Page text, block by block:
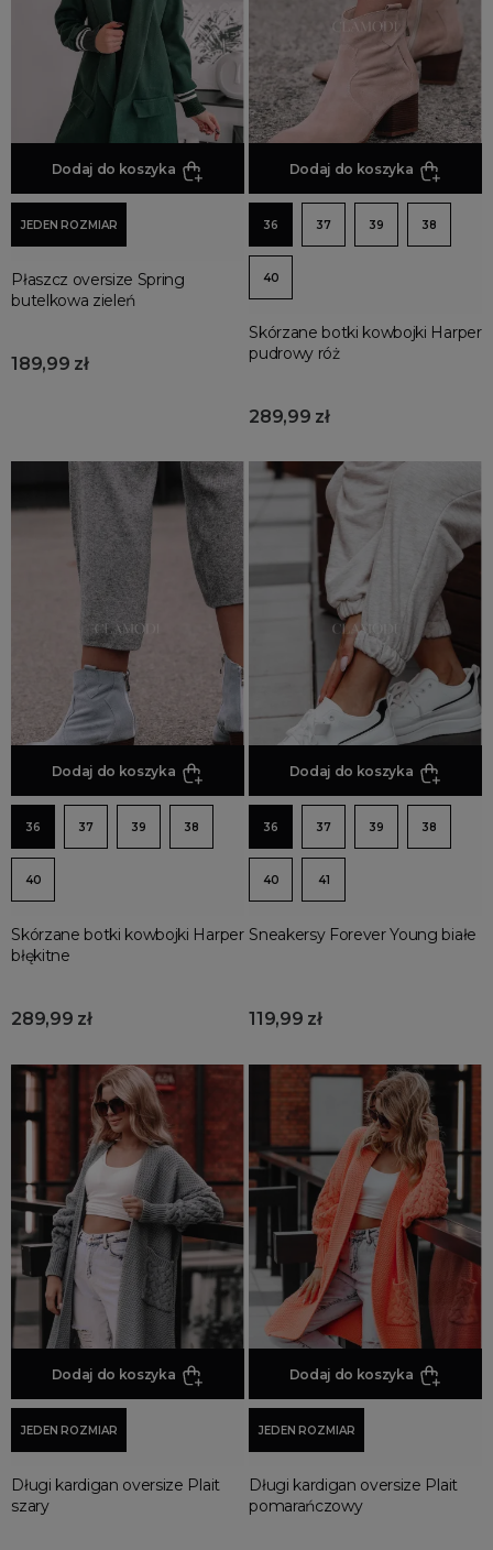
Promocja
Wyprzedaż
Summer sale
Bon podarunkowy
BACK TO SCHOOL
PREZENTY
ŚWIĘTA
PARTY
Najnowsze produkty
Spring sale
Wiosenne Uroczystości
Letnie Uroczystości
Jesienne Uroczystości
Zimowe Uroczystości
HOT SALE
Produkty Tygodnia
Różowy Październik
Cyber Monday
Black Week
Wyprzedaż noworoczna
Dodaj do koszyka
JEDEN ROZMIAR
Płaszcz oversize Spring
butelkowa zieleń
189,99 zł
Dodaj do koszyka
36 37 39 38
40
Skórzane botki kowbojki Harper
pudrowy róż
289,99 zł
Dodaj do koszyka
36 37 39 38
40
Skórzane botki kowbojki Harper
błękitne
289,99 zł
Dodaj do koszyka
36 37 39 38
40 41
Sneakersy Forever Young białe
119,99 zł
Dodaj do koszyka
JEDEN ROZMIAR
Długi kardigan oversize Plait
szary
Dodaj do koszyka
JEDEN ROZMIAR
Długi kardigan oversize Plait
pomarańczowy